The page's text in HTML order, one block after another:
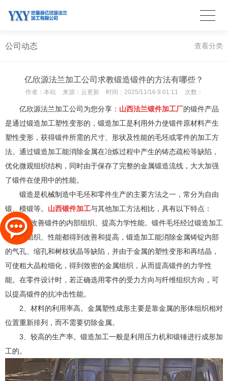
公司动态 查看分类
亿欣源法兰加工公司求教锻造锻件的方法有哪些？
作者： 本站 来源： 云更新 时间： 2025/11/16 9:01:11 次数：
亿欣源法兰加工公司为您分享： 山西法兰锻件加工厂的锻件产品
是通过锻造加工塑性变形的，锻造加工是利用外力使锻件原材料产生
塑性变形，获得锻件所需的尺寸、形状及性能的毛坯或零件的加工方
法。通过锻造加工能消除金属在冶炼过程中产生的铸态疏松等缺陷，
优化微观组织结构，同时由于保存了完整的金属锻造流线，大大加强
了锻件在使用中的性能。
锻造是机械制造中毛坯和零件生产的主要方法之一，常分为自由
锻、模锻等。 山西锻件加工与其他加工方法相比，具有以下特点：
1、改善锻件的内部组织、提高力学性能。锻件毛坯经过锻造加工
后，其组织、性能都得到改善和提高，锻造加工能消除金属铸锭内部
的气孔、缩孔和树枝状晶等缺陷，并由于金属的塑性变形和再结晶，
可使粗大晶粒细化，得到致密的金属组织，从而提高锻件的力学性
能。在零件设计时，若正确选用零件的受力方向与纤维组织方向，可
以提高锻件的抗冲击性能。
2、材料的利用率高。金属塑性成形主要是靠金属的形体组织相对
位置重新排列，而不需要切除金属。
3、较高的生产率。锻造加工一般是利用压力机和锻锤进行成形加
工的。